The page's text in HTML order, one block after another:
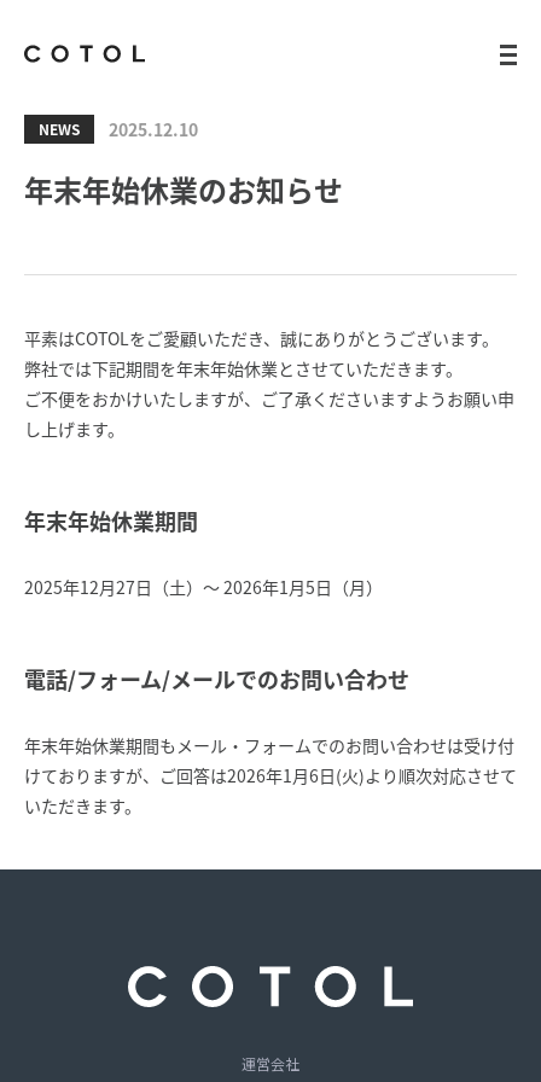
NEWS 2025.12.10
年末年始休業のお知らせ
平素はCOTOLをご愛顧いただき、誠にありがとうございます。
弊社では下記期間を年末年始休業とさせていただきます。
ご不便をおかけいたしますが、ご了承くださいますようお願い申
し上げます。
年末年始休業期間
2025年12月27日（土）～ 2026年1月5日（月）
電話/フォーム/メールでのお問い合わせ
年末年始休業期間もメール・フォームでのお問い合わせは受け付
けておりますが、ご回答は2026年1月6日(火)より順次対応させて
いただきます。
運営会社